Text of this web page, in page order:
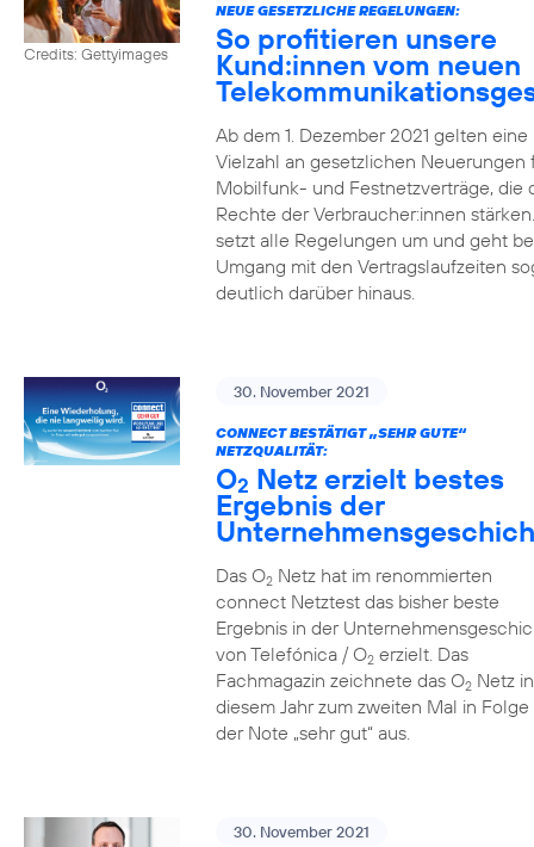
Credits: Gettyimages
NEUE GESETZLICHE REGELUNGEN:
So profitieren unsere
Kund:innen vom neuen
Ab dem 1. Dezember 2021 gelten eine
Vielzahl an gesetzlichen Neuerungen
Mobilfunk- und Festnetzverträge, die
Rechte der Verbraucher:innen
setzt alle Regelungen um und geht
Umgang mit den Vertragslaufzeiten
deutlich darüber hinaus.
30. November 2021
CONNECT BESTÄTIGT „SEHR GUTE“
NETZQUALITÄT:
O2 Netz erzielt bestes
Ergebnis der
Das O2Netz hat im renommierten
connect Netztest das bisher beste
Ergebnis in der
von Telefónica / O2erzielt. Das
Fachmagazin zeichnete das O2Netz in
diesem Jahr zum zweiten Mal in Folge
der Note „sehr gut“ aus.
30. November 2021